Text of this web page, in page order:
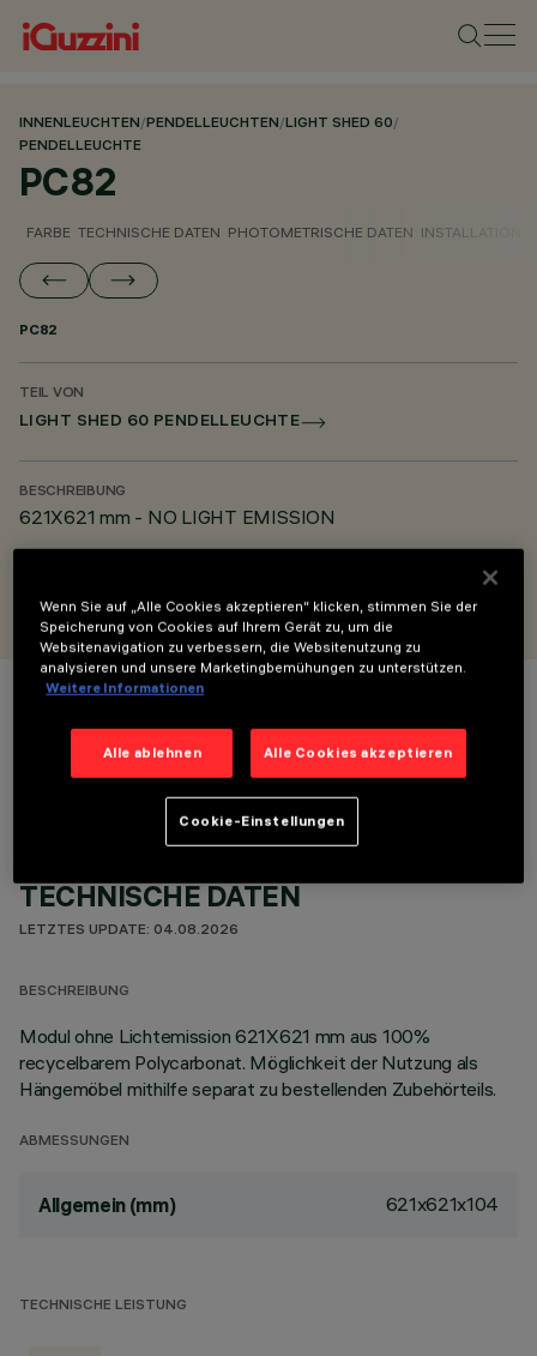
INNENLEUCHTEN/PENDELLEUCHTEN/LIGHT SHED 60/
PENDELLEUCHTE
PC82
FARBE TECHNISCHE DATEN PHOTOMETRISCHE DATEN INSTALLATION
PC82
TEIL VON
LIGHT SHED 60 PENDELLEUCHTE
BESCHREIBUNG
621X621 mm - NO LIGHT EMISSION
iGuzzini
FARBE
TECHNISCHE DATEN
LETZTES UPDATE: 04.08.2026
BESCHREIBUNG
Modul ohne Lichtemission 621X621 mm aus 100%
recycelbarem Polycarbonat. Möglichkeit der Nutzung als
Hängemöbel mithilfe separat zu bestellenden Zubehörteils.
ABMESSUNGEN
Allgemein (mm) 621x621x104
TECHNISCHE LEISTUNG
Wenn Sie auf „Alle Cookies akzeptieren“ klicken, stimmen Sie der
Speicherung von Cookies auf Ihrem Gerät zu, um die
Websitenavigation zu verbessern, die Websitenutzung zu
analysieren und unsere Marketingbemühungen zu unterstützen.
Weitere Informationen
Alle ablehnen Alle Cookies akzeptieren
Cookie-Einstellungen